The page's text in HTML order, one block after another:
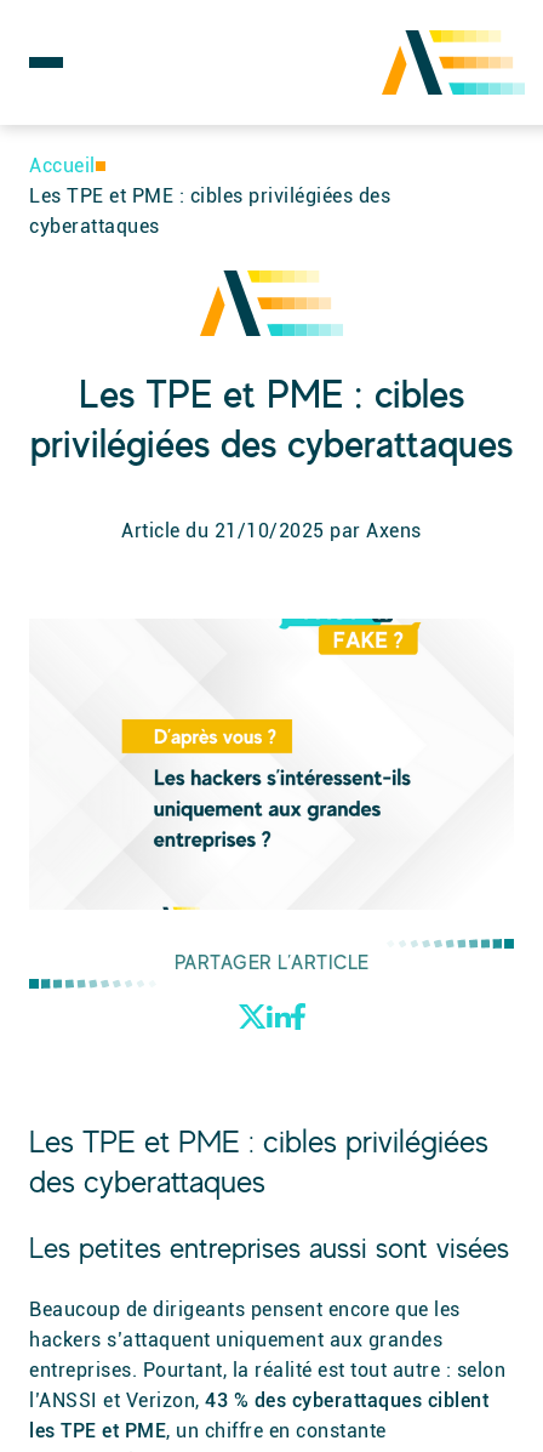
Skip
content
Rechercher :
Accueil
Les TPE et PME : cibles privilégiées des
cyberattaques
Les TPE et PME : cibles
privilégiées des cyberattaques
Article du 21/10/2025 par Axens
PARTAGER L’ARTICLE
Les TPE et PME : cibles privilégiées
des cyberattaques
Les petites entreprises aussi sont visées
Beaucoup de dirigeants pensent encore que les
hackers s’attaquent uniquement aux grandes
entreprises. Pourtant, la réalité est tout autre : selon
l’ANSSI et Verizon, 43 % des cyberattaques ciblent
les TPE et PME, un chiffre en constante